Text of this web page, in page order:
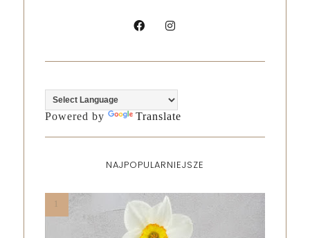
Powered by Translate
NAJPOPULARNIEJSZE